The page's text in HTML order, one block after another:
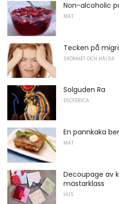
Non-alcoholic
MAT
Tecken på
SKÖNHET OCH HÄLSA
Solguden Ra
ESOTERICA
En pannkaka
MAT
Decoupage av
mästarklass
HUS